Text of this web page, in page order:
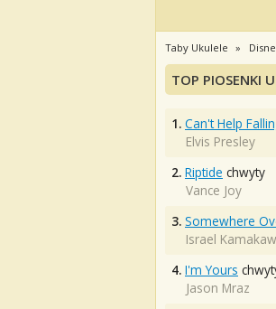
Taby Ukulele
TOP PIOSENKI
1. Can't Help
Elvis Presley
2. Riptide chwyty
Vance Joy
3. Somewhere
Israel
4. I'm Yours
Jason Mraz